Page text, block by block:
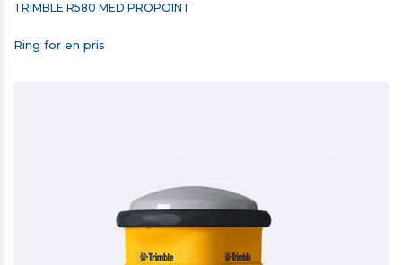
TSC5/TSC7/TSC510/TSC710 - 1 ÅR
TRIMBLE R580 MED PROPOINT
Ring for en pris